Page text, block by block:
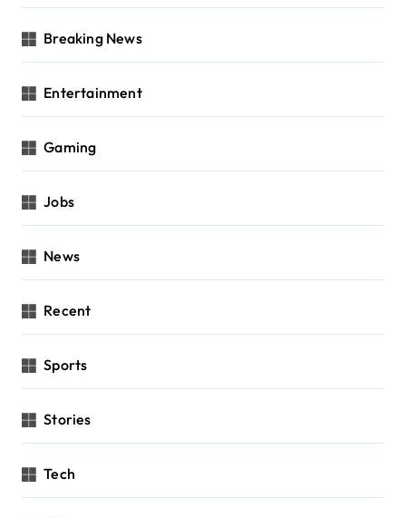
Breaking News
Entertainment
Gaming
Jobs
News
Recent
Sports
Stories
Tech